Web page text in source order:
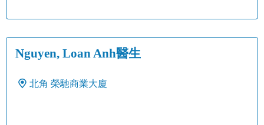
Nguyen, Loan Anh醫生
北角 榮馳商業大廈